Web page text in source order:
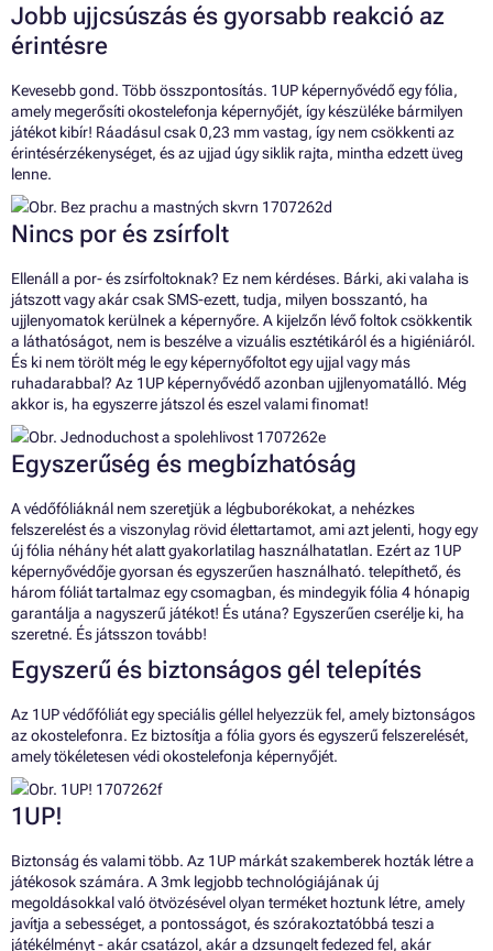
Jobb ujjcsúszás és gyorsabb reakció az
érintésre
Kevesebb gond. Több összpontosítás. 1UP képernyővédő egy fólia,
amely megerősíti okostelefonja képernyőjét, így készüléke bármilyen
játékot kibír! Ráadásul csak 0,23 mm vastag, így nem csökkenti az
érintésérzékenységet, és az ujjad úgy siklik rajta, mintha edzett üveg
lenne.
Nincs por és zsírfolt
Ellenáll a por- és zsírfoltoknak? Ez nem kérdéses. Bárki, aki valaha is
játszott vagy akár csak SMS-ezett, tudja, milyen bosszantó, ha
ujjlenyomatok kerülnek a képernyőre. A kijelzőn lévő foltok csökkentik
a láthatóságot, nem is beszélve a vizuális esztétikáról és a higiéniáról.
És ki nem törölt még le egy képernyőfoltot egy ujjal vagy más
ruhadarabbal? Az 1UP képernyővédő azonban ujjlenyomatálló. Még
akkor is, ha egyszerre játszol és eszel valami finomat!
Egyszerűség és megbízhatóság
A védőfóliáknál nem szeretjük a légbuborékokat, a nehézkes
felszerelést és a viszonylag rövid élettartamot, ami azt jelenti, hogy egy
új fólia néhány hét alatt gyakorlatilag használhatatlan. Ezért az 1UP
képernyővédője gyorsan és egyszerűen használható. telepíthető, és
három fóliát tartalmaz egy csomagban, és mindegyik fólia 4 hónapig
garantálja a nagyszerű játékot! És utána? Egyszerűen cserélje ki, ha
szeretné. És játsszon tovább!
Egyszerű és biztonságos gél telepítés
Az 1UP védőfóliát egy speciális géllel helyezzük fel, amely biztonságos
az okostelefonra. Ez biztosítja a fólia gyors és egyszerű felszerelését,
amely tökéletesen védi okostelefonja képernyőjét.
1UP!
Biztonság és valami több. Az 1UP márkát szakemberek hozták létre a
játékosok számára. A 3mk legjobb technológiájának új
megoldásokkal való ötvözésével olyan terméket hoztunk létre, amely
javítja a sebességet, a pontosságot, és szórakoztatóbbá teszi a
játékélményt - akár csatázol, akár a dzsungelt fedezed fel, akár